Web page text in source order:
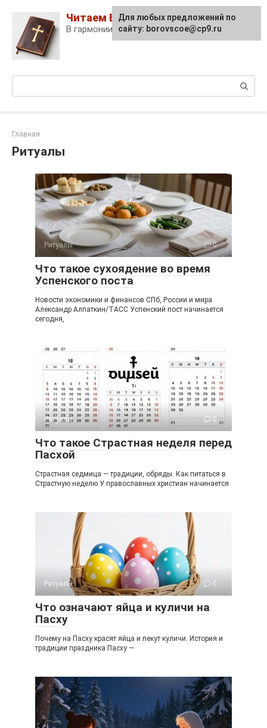
content
Читаем Библию
В гармонии с собой и Богом!
Главная
Ритуалы
Ритуалы 0
Что такое сухоядение во время
Успенского поста
Новости экономики и финансов СПб, России и мира
Александр Алпаткин/ТАСС Успенский пост начинается
сегодня,
Ритуалы 0
Что такое Страстная неделя перед
Пасхой
Страстная седмица — традиции, обряды. Как питаться в
Страстную неделю У православных христиан начинается
Ритуалы 0
Что означают яйца и куличи на
Пасху
Почему на Пасху красят яйца и пекут куличи. История и
традиции праздника Пасху —
Для любых предложений по
сайту: borovscoe@cp9.ru